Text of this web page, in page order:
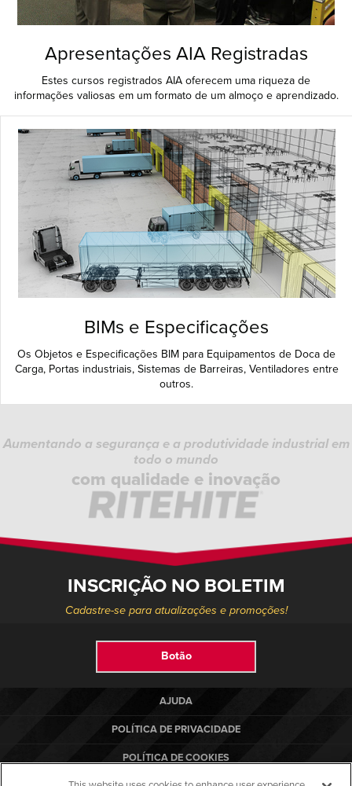
Apresentações AIA Registradas
Estes cursos registrados AIA oferecem uma riqueza de
informações valiosas em um formato de um almoço e aprendizado.
BIMs e Especificações
Os Objetos e Especificações BIM para Equipamentos de Doca de
Carga, Portas industriais, Sistemas de Barreiras, Ventiladores entre
outros.
Aumentando a segurança e a produtividade industrial em
todo o mundo
com qualidade e inovação
INSCRIÇÃO NO BOLETIM
Cadastre-se para atualizações e promoções!
Botão
AJUDA
POLÍTICA DE PRIVACIDADE
POLÍTICA DE COOKIES